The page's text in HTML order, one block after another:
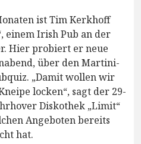
ist Tim Kerkhoff
einem Irish Pub an der
Hier probiert er neue
über den Martini-
„Damit wollen wir
locken“, sagt der 29-
Diskothek „Limit“
Angeboten bereits
hat.